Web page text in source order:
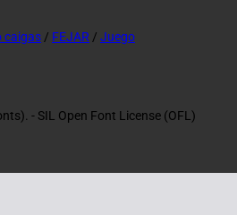
caigas / FEJAR / Juego
- SIL Open Font License (OFL)